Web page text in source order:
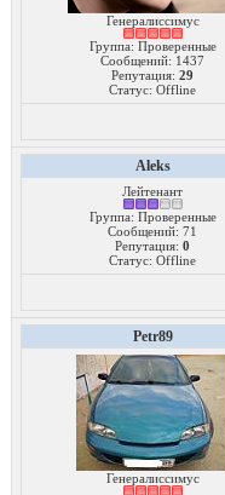
Генералиссимус
Группа: Проверенные
Сообщений: 1437
Репутация: 29
Статус: Offline
Aleks
Лейтенант
Группа: Проверенные
Сообщений: 71
Репутация: 0
Статус: Offline
Petr89
Генералиссимус